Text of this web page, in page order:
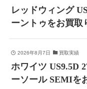
レッドウィング
ーントゥをお買取
2026年8月7日 買取実績
ホワイツ US9.5D
ーソール SEMIを